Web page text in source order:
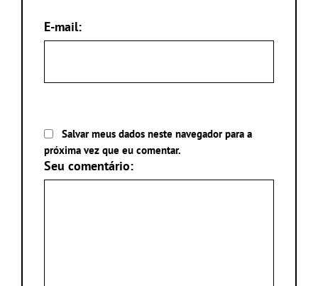
E-mail:
Salvar meus dados neste navegador para a
próxima vez que eu comentar.
Seu comentário: